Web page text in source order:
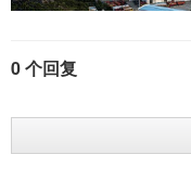
0 个回复